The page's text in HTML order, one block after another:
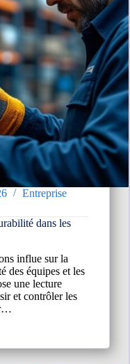
Entreprise
dans les
influe sur la
des équipes et les
une lecture
et contrôler les